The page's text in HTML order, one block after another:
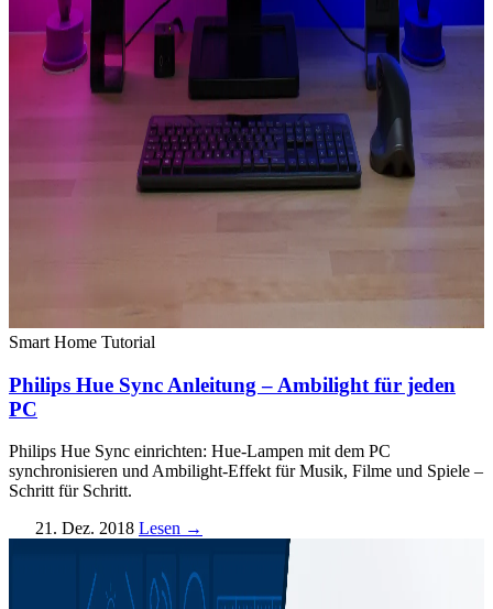
Smart Home Tutorial
Philips Hue Sync Anleitung – Ambilight für jeden
PC
Philips Hue Sync einrichten: Hue-Lampen mit dem PC
synchronisieren und Ambilight-Effekt für Musik, Filme und Spiele –
Schritt für Schritt.
21. Dez. 2018 Lesen →